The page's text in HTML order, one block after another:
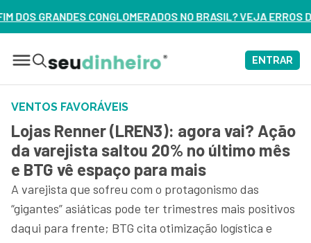
NO BRASIL? VEJA ERROS DE 3 DELES – ASSISTA AGORA
ENTRAR
VENTOS FAVORÁVEIS
Lojas Renner (LREN3): agora vai? Ação
da varejista saltou 20% no último mês
e BTG vê espaço para mais
A varejista que sofreu com o protagonismo das
“gigantes” asiáticas pode ter trimestres mais positivos
daqui para frente; BTG cita otimização logística e